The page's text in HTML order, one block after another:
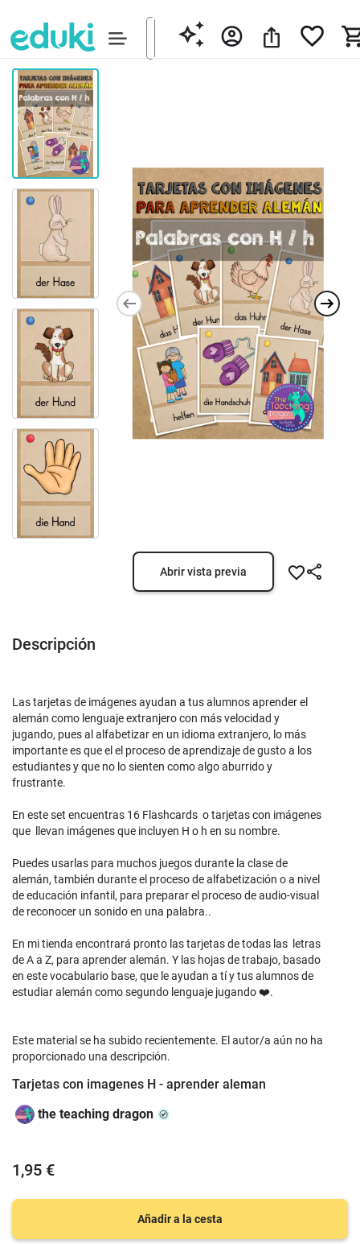
Abrir vista previa
Descripción
Las tarjetas de imágenes ayudan a tus alumnos aprender el
alemán como lenguaje extranjero con más velocidad y
jugando, pues al alfabetizar en un idioma extranjero, lo más
importante es que el el proceso de aprendizaje de gusto a los
estudiantes y que no lo sienten como algo aburrido y
frustrante.
En este set encuentras 16 Flashcards o tarjetas con imágenes
que llevan imágenes que incluyen H o h en su nombre.
Puedes usarlas para muchos juegos durante la clase de
alemán, también durante el proceso de alfabetización o a nivel
de educación infantil, para preparar el proceso de audio-visual
de reconocer un sonido en una palabra..
En mi tienda encontrará pronto las tarjetas de todas las letras
de A a Z, para aprender alemán. Y las hojas de trabajo, basado
en este vocabulario base, que le ayudan a tí y tus alumnos de
estudiar alemán como segundo lenguaje jugando ❤️.
Este material se ha subido recientemente. El autor/a aún no ha
proporcionado una descripción.
Tarjetas con imagenes H - aprender aleman
the teaching dragon
1,95 €
Añadir a la cesta